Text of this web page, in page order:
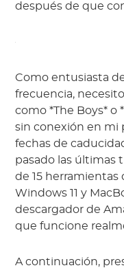
después de que
Como entusiasta
frecuencia,
como *The Boys* o
sin conexión en mi
fechas de
pasado las últimas
de 15
Windows 11 y
descargador de
que funcione
A continuación,